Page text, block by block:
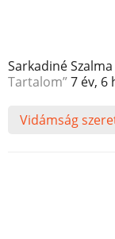
Sarkadiné
Tartalom”7 év, 6
Vidámság